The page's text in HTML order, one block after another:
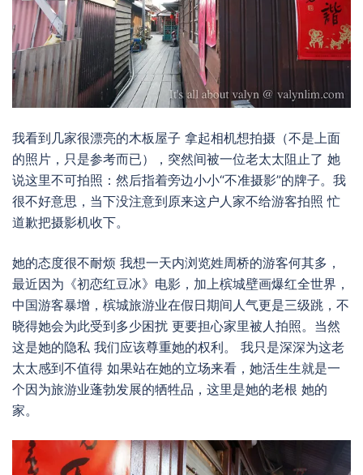
我看到几家很漂亮的木板屋子 拿起相机想拍摄（不是上面
的照片，只是参考而已），突然间被一位老太太阻止了 她
说这里不可拍照：然后指着旁边小小“不准摄影”的牌子。我
很不好意思，当下没注意到原来这户人家不给游客拍照 忙
道歉把摄影机收下。
她的态度很不耐烦 我想一天内浏览姓周桥的游客何其多，
最近因为《初恋红豆冰》电影，加上槟城壁画爆红全世界，
中国游客暴增，槟城旅游业在假日期间人气更是三级跳，不
晓得她会为此受到多少困扰 更要担心家里被人拍照。当然
这是她的隐私 我们应该尊重她的权利。 我只是深深为这老
太太感到不值得 如果站在她的立场来看，她活生生就是一
个因为旅游业蓬勃发展的牺牲品，这里是她的老根 她的
家。